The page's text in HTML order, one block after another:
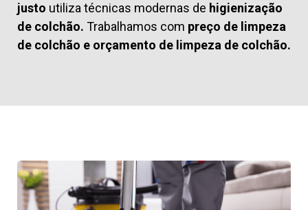
justo utiliza técnicas modernas de higienização
de colchão. Trabalhamos com preço de limpeza
de colchão e orçamento de limpeza de colchão.